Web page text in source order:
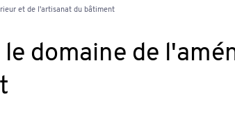
et de l'artisanat du bâtiment
domaine de